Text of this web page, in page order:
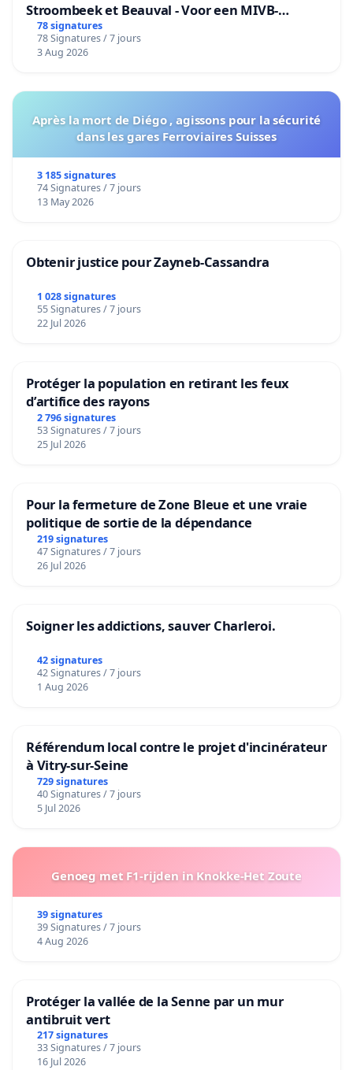
Stroombeek et Beauval - Voor een MIVB-
bediening van de wijken Strombeek en Het
Voor
78 signatures
78 Signatures / 7 jours
3 Aug 2026
Après la mort de Diégo , agissons pour la sécurité
dans les gares Ferroviaires Suisses
3 185 signatures
74 Signatures / 7 jours
13 May 2026
Obtenir justice pour Zayneb-Cassandra
1 028 signatures
55 Signatures / 7 jours
22 Jul 2026
Protéger la population en retirant les feux
d’artifice des rayons
2 796 signatures
53 Signatures / 7 jours
25 Jul 2026
Pour la fermeture de Zone Bleue et une vraie
politique de sortie de la dépendance
219 signatures
47 Signatures / 7 jours
26 Jul 2026
Soigner les addictions, sauver Charleroi.
42 signatures
42 Signatures / 7 jours
1 Aug 2026
Référendum local contre le projet d'incinérateur
à Vitry-sur-Seine
729 signatures
40 Signatures / 7 jours
5 Jul 2026
Genoeg met F1-rijden in Knokke-Het Zoute
39 signatures
39 Signatures / 7 jours
4 Aug 2026
Protéger la vallée de la Senne par un mur
antibruit vert
217 signatures
33 Signatures / 7 jours
16 Jul 2026